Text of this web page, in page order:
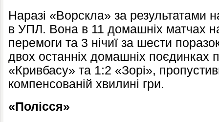
Наразі «Ворскла» за результатами
в УПЛ. Вона в 11 домашніх матчах
перемоги та 3 нічиї за шести
двох останніх домашніх поєдинках
«Кривбасу» та 1:2 «Зорі»,
компенсованій хвилині гри.
«Полісся»